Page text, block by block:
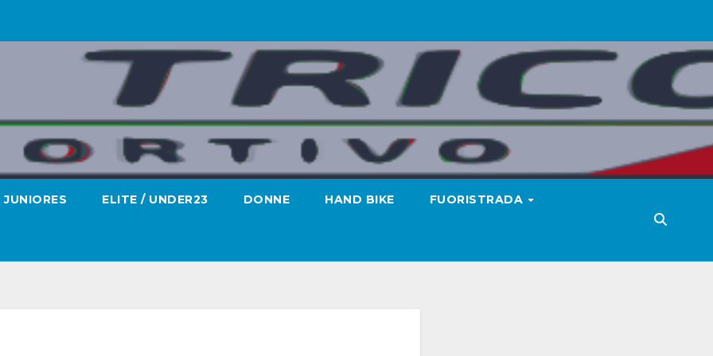
JUNIORES ELITE / UNDER23 DONNE HAND BIKE FUORISTRADA